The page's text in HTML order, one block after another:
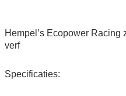
Hempel’s Ecopower
verf
Specificaties: